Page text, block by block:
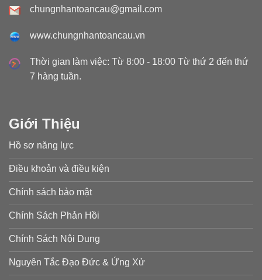
chungnhantoancau@gmail.com
www.chungnhantoancau.vn
Thời gian làm việc: Từ 8:00 - 18:00 Từ thứ 2 đến thứ
7 hàng tuần.
Giới Thiệu
Hồ sơ năng lực
Điều khoản và điều kiện
Chính sách bảo mật
Chính Sách Phản Hồi
Chính Sách Nội Dung
Nguyên Tắc Đạo Đức & Ứng Xử